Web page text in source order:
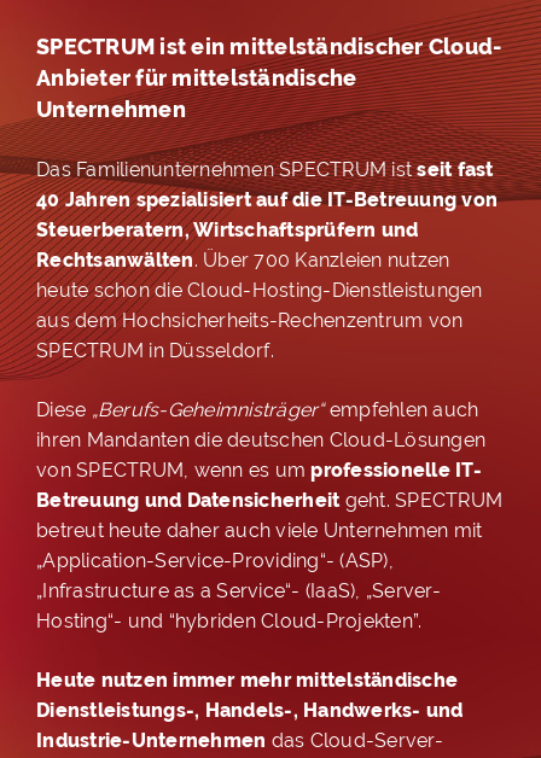
SPECTRUM ist ein mittelständischer Cloud-
Anbieter für mittelständische
Unternehmen
Das Familienunternehmen SPECTRUM istseit fast
40 Jahren spezialisiert auf die IT-Betreuung von
Steuerberatern, Wirtschaftsprüfern und
Rechtsanwälten. Über 700 Kanzleien nutzen
heute schon die Cloud-Hosting-Dienstleistungen
aus dem Hochsicherheits-Rechenzentrum von
SPECTRUM in Düsseldorf.
Diese „Berufs-Geheimnisträger“empfehlen auch
ihren Mandanten die deutschen Cloud-Lösungen
von SPECTRUM, wenn es umprofessionelle IT-
Betreuung und Datensicherheitgeht. SPECTRUM
betreut heute daher auch viele Unternehmen mit
„Application-Service-Providing“- (ASP),
„Infrastructure as a Service“- (IaaS), „Server-
Hosting“- und “hybriden Cloud-Projekten”.
Heute nutzen immer mehr mittelständische
Dienstleistungs-, Handels-, Handwerks- und
Industrie-Unternehmen das Cloud-Server-